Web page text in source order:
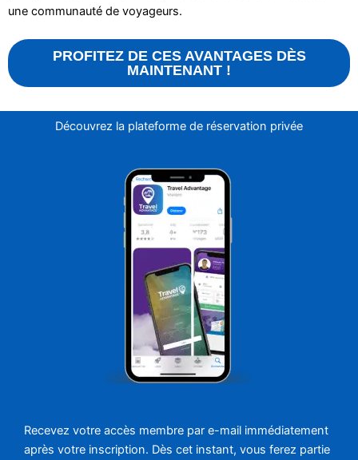
une communauté de voyageurs.
PROFITEZ DE CES AVANTAGES DÈS
MAINTENANT !
Découvrez la plateforme de réservation privée
Recevez votre accès membre par e-mail immédiatement
après votre inscription. Dès cet instant, vous ferez partie